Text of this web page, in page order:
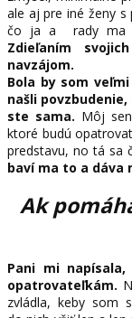
ale aj pre iné ženy
čo ja a rady ma
Zdieľaním
navzájom.
Bola by som
našli
ste sama. Môj
ktoré budú
predstavu, no tá sa
baví ma to a dáva
Ak
Pani mi
opatrovateľkám.
zvládla, keby som